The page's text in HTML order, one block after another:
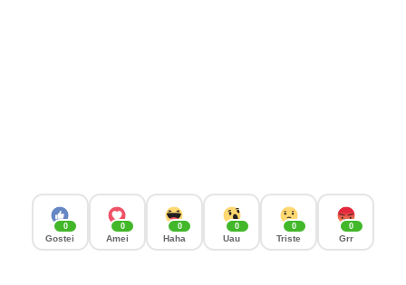
0
Gostei
0
Amei
0
Haha
0
Uau
0
Triste
0
Grr